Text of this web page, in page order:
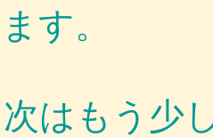
す。
はもう少